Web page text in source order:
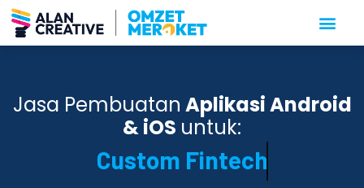
Jasa Pembuatan Aplikasi Android
& iOS untuk:
Custom Fintech